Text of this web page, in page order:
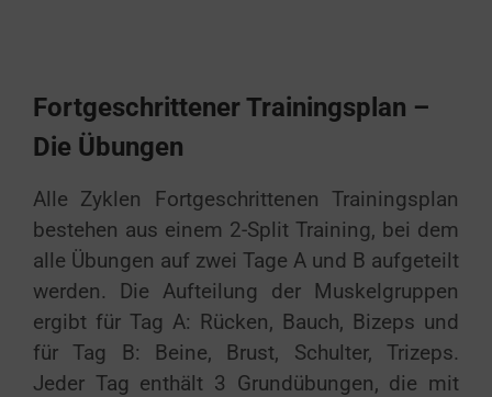
Fortgeschrittener Trainingsplan –
Die Übungen
Alle Zyklen Fortgeschrittenen Trainingsplan
bestehen aus einem 2-Split Training, bei dem
alle Übungen auf zwei Tage A und B aufgeteilt
werden. Die Aufteilung der Muskelgruppen
ergibt für Tag A: Rücken, Bauch, Bizeps und
für Tag B: Beine, Brust, Schulter, Trizeps.
Jeder Tag enthält 3 Grundübungen, die mit